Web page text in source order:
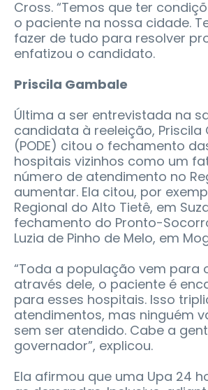
Cross. “Temos que ter
o paciente na nossa cidade.
fazer de tudo para resolver
enfatizou o candidato.
Priscila Gambale
Última a ser entrevistada na
candidata à reeleição, Priscila
(PODE) citou o fechamento
hospitais vizinhos como um
número de atendimento no
aumentar. Ela citou, por
Regional do Alto Tietê, em
fechamento do Pronto-
Luzia de Pinho de Melo, em
“Toda a população vem para
através dele, o paciente é
para esses hospitais. Isso
atendimentos, mas ninguém
sem ser atendido. Cabe a
governador”, explicou.
Ela afirmou que uma Upa 24